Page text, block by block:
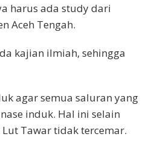
harus ada study dari
Aceh Tengah.
kajian ilmiah, sehingga
agar semua saluran yang
induk. Hal ini selain
Tawar tidak tercemar.